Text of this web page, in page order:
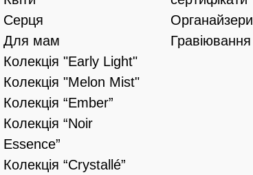
Серця
Для мам
Колекція "Early Light"
Колекція "Melon Mist"
Колекція “Ember”
Колекція “Noir
Essence”
Колекція “Crystallé”
Органайзери
Гравіювання